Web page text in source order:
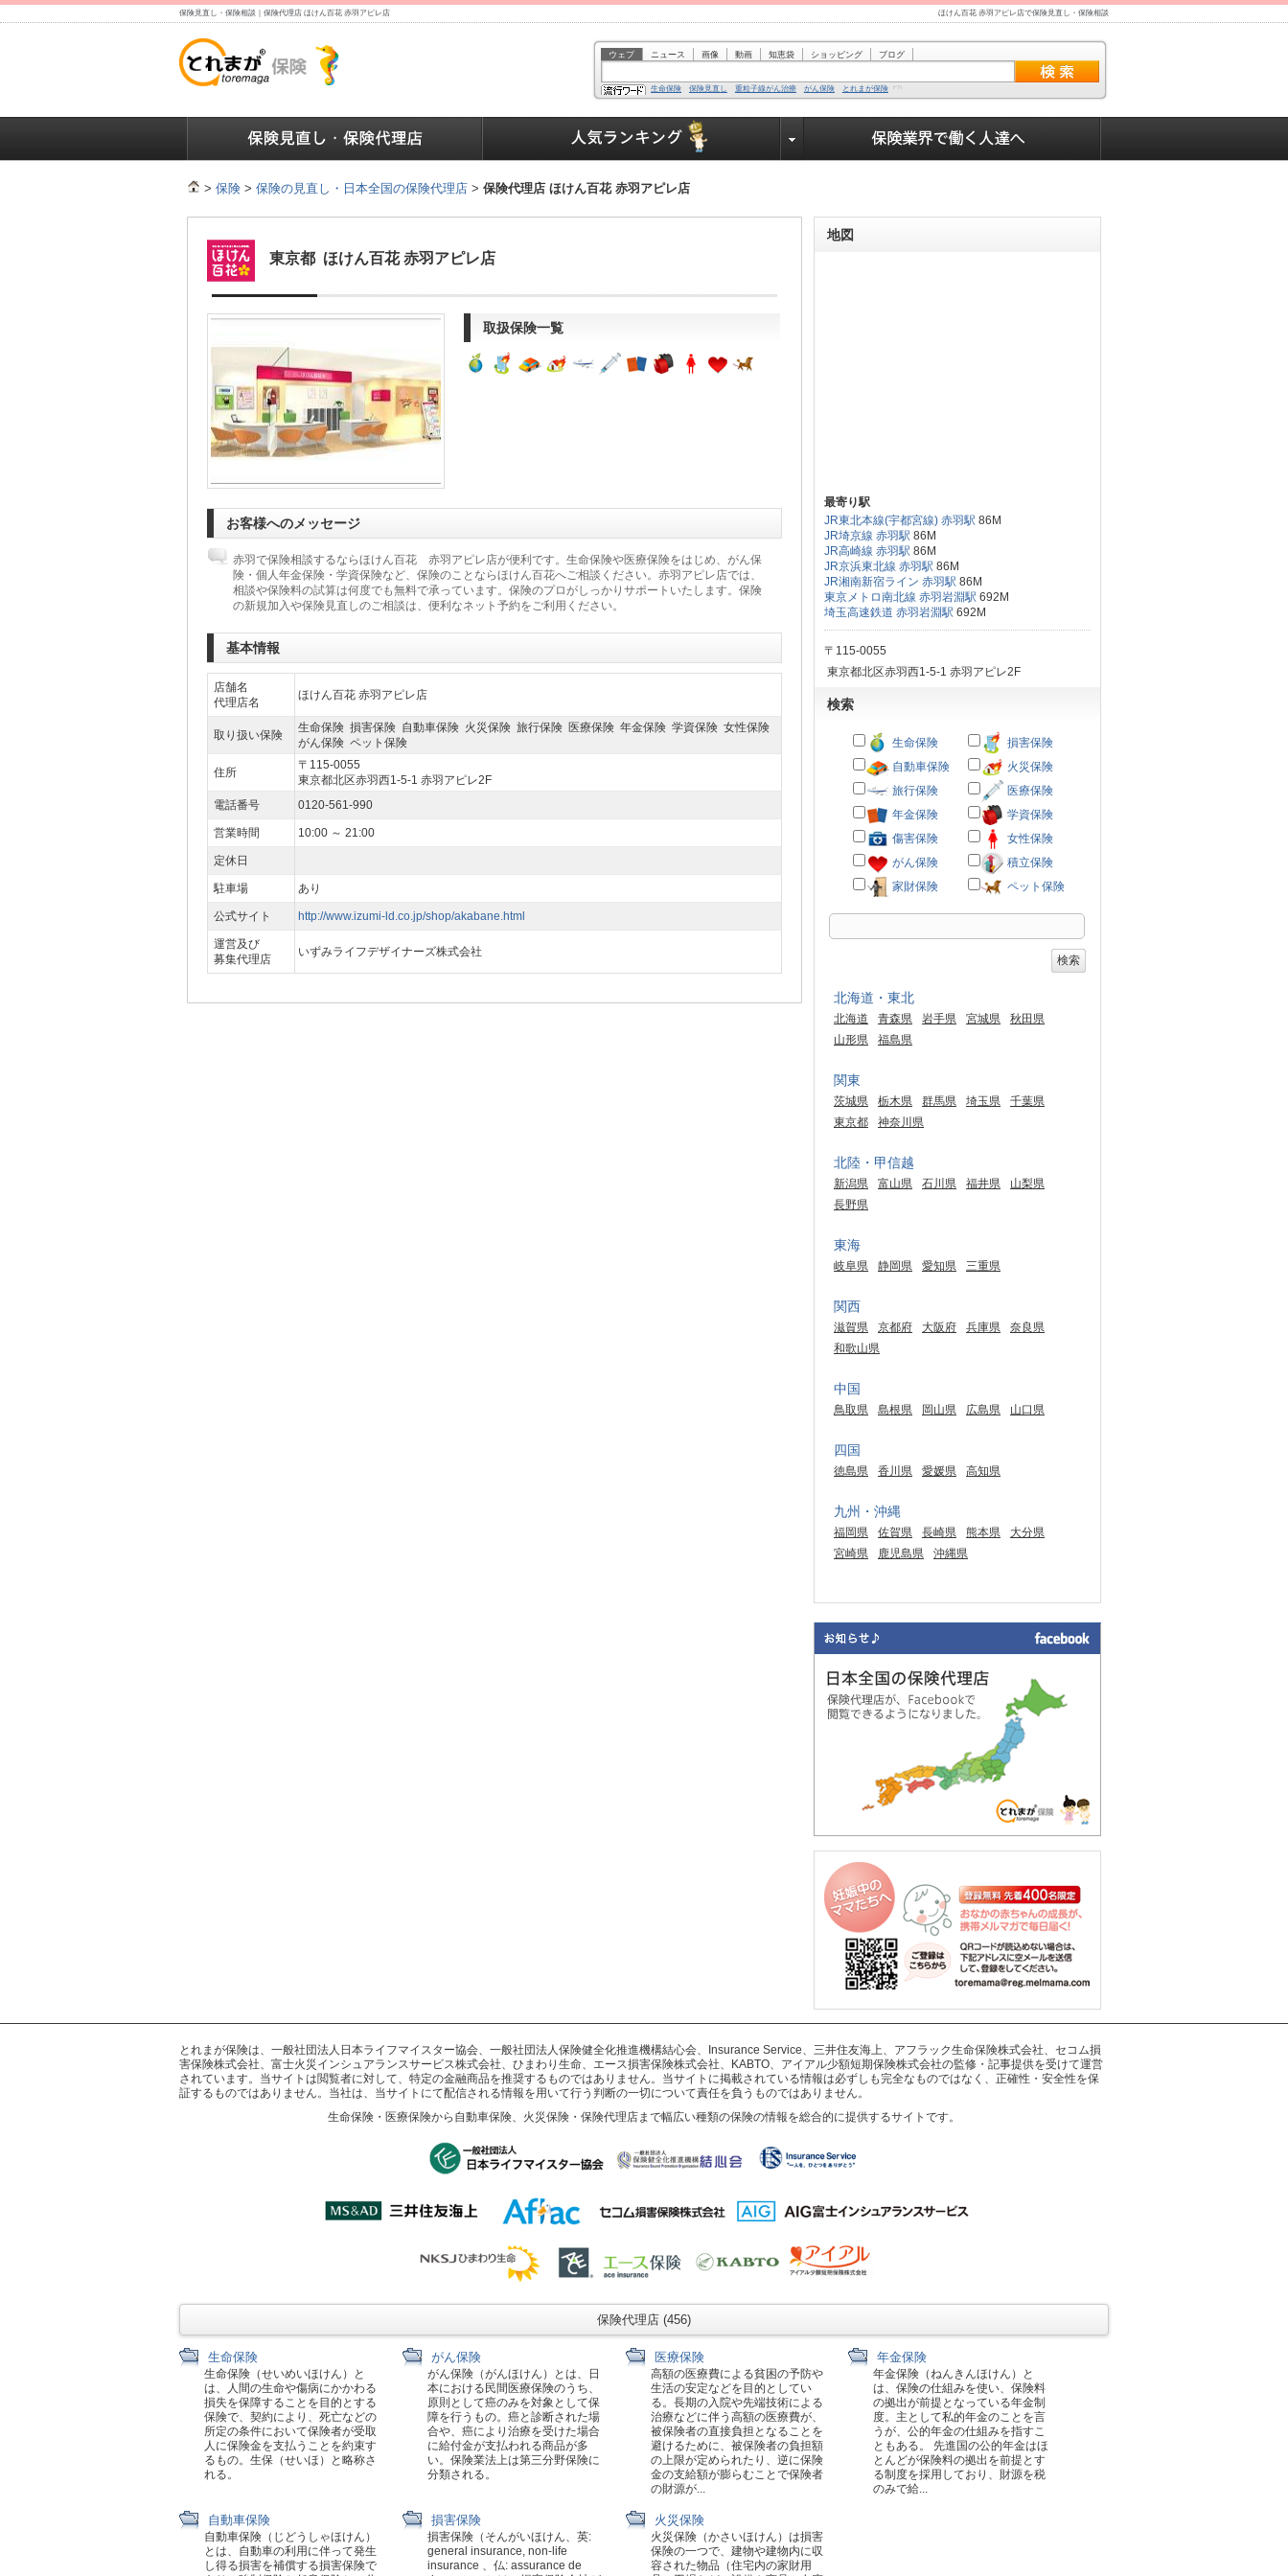
保険見直し・保険相談｜保険代理店 ほけん百花 赤羽アピレ店 ほけん百花 赤羽アピレ店で保険見直し・保険相談
ウェブ ニュース 画像 動画 知恵袋 ショッピング ブログ
生命保険 保険見直し 重粒子線がん治療 がん保険 とれまが保険
> 保険 > 保険の見直し・日本全国の保険代理店 > 保険代理店 ほけん百花 赤羽アピレ店
東京都 ほけん百花 赤羽アピレ店
取扱保険一覧
お客様へのメッセージ
赤羽で保険相談するならほけん百花 赤羽アピレ店が便利です。生命保険や医療保険をはじめ、がん保
険・個人年金保険・学資保険など、保険のことならほけん百花へご相談ください。赤羽アピレ店では、
相談や保険料の試算は何度でも無料で承っています。保険のプロがしっかりサポートいたします。保険
の新規加入や保険見直しのご相談は、便利なネット予約をご利用ください。
基本情報
店舗名
代理店名
ほけん百花 赤羽アピレ店
取り扱い保険
生命保険 損害保険 自動車保険 火災保険 旅行保険 医療保険 年金保険 学資保険 女性保険
がん保険 ペット保険
住所
〒115-0055
東京都北区赤羽西1-5-1 赤羽アピレ2F
電話番号
0120-561-990
営業時間 10:00 ～ 21:00
定休日
駐車場 あり
公式サイト http://www.izumi-ld.co.jp/shop/akabane.html
運営及び
募集代理店
いずみライフデザイナーズ株式会社
地図
最寄り駅
JR東北本線(宇都宮線) 赤羽駅 86M
JR埼京線 赤羽駅 86M
JR高崎線 赤羽駅 86M
JR京浜東北線 赤羽駅 86M
JR湘南新宿ライン 赤羽駅 86M
東京メトロ南北線 赤羽岩淵駅 692M
埼玉高速鉄道 赤羽岩淵駅 692M
〒115-0055
東京都北区赤羽西1-5-1 赤羽アピレ2F
検索
生命保険
損害保険
自動車保険
火災保険
旅行保険
医療保険
年金保険
学資保険
傷害保険
女性保険
がん保険
積立保険
家財保険
ペット保険
北海道・東北
北海道 青森県 岩手県 宮城県
秋田県
山形県
福島県
関東
茨城県 栃木県 群馬県 埼玉県
千葉県
東京都
神奈川県
北陸・甲信越
新潟県 富山県 石川県 福井県
山梨県
長野県
東海
岐阜県 静岡県 愛知県 三重県
関西
滋賀県 京都府 大阪府 兵庫県
奈良県
和歌山県
中国
鳥取県 島根県 岡山県 広島県 山口県
四国
徳島県 香川県 愛媛県 高知県
九州・沖縄
福岡県 佐賀県 長崎県 熊本県
大分県
宮崎県
鹿児島県 沖縄県
とれまが保険は、一般社団法人日本ライフマイスター協会、一般社団法人保険健全化推進機構結心会、Insurance Service、三井住友海上、アフラック生命保険株式会社、セコム損
害保険株式会社、富士火災インシュアランスサービス株式会社、ひまわり生命、エース損害保険株式会社、KABTO、アイアル少額短期保険株式会社の監修・記事提供を受けて運営
されています。当サイトは閲覧者に対して、特定の金融商品を推奨するものではありません。当サイトに掲載されている情報は必ずしも完全なものではなく、正確性・安全性を保
証するものではありません。当社は、当サイトにて配信される情報を用いて行う判断の一切について責任を負うものではありません。
生命保険・医療保険から自動車保険、火災保険・保険代理店まで幅広い種類の保険の情報を総合的に提供するサイトです。
保険代理店 (456)
生命保険
生命保険（せいめいほけん）と
は、人間の生命や傷病にかかわる
損失を保障することを目的とする
保険で、契約により、死亡などの
所定の条件において保険者が受取
人に保険金を支払うことを約束す
るもの。生保（せいほ）と略称さ
れる。
がん保険
がん保険（がんほけん）とは、日
本における民間医療保険のうち、
原則として癌のみを対象として保
障を行うもの。癌と診断された場
合や、癌により治療を受けた場合
に給付金が支払われる商品が多
い。保険業法上は第三分野保険に
分類される。
医療保険
高額の医療費による貧困の予防や
生活の安定などを目的としてい
る。長期の入院や先端技術による
治療などに伴う高額の医療費が、
被保険者の直接負担となることを
避けるために、被保険者の負担額
の上限が定められたり、逆に保険
金の支給額が膨らむことで保険者
の財源が...
年金保険
年金保険（ねんきんほけん）と
は、保険の仕組みを使い、保険料
の拠出が前提となっている年金制
度。主として私的年金のことを言
うが、公的年金の仕組みを指すこ
ともある。 先進国の公的年金はほ
とんどが保険料の拠出を前提とす
る制度を採用しており、財源を税
のみで給...
自動車保険
自動車保険（じどうしゃほけん）
とは、自動車の利用に伴って発生
し得る損害を補償する損害保険で
損害保険
損害保険（そんがいほけん、英:
general insurance, non-life
insurance 、仏: assurance de
火災保険
火災保険（かさいほけん）は損害
保険の一つで、建物や建物内に収
容された物品（住宅内の家財用